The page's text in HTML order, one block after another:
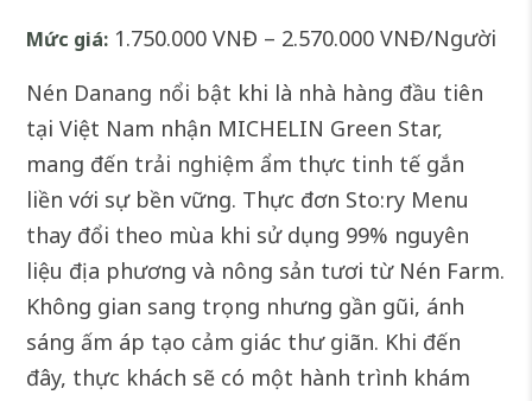
Mức giá: 1.750.000 VNĐ – 2.570.000 VNĐ/Người
Nén Danang nổi bật khi là nhà hàng đầu tiên
tại Việt Nam nhận MICHELIN Green Star,
mang đến trải nghiệm ẩm thực tinh tế gắn
liền với sự bền vững. Thực đơn Sto:ry Menu
thay đổi theo mùa khi sử dụng 99% nguyên
liệu địa phương và nông sản tươi từ Nén Farm.
Không gian sang trọng nhưng gần gũi, ánh
sáng ấm áp tạo cảm giác thư giãn. Khi đến
đây, thực khách sẽ có một hành trình khám